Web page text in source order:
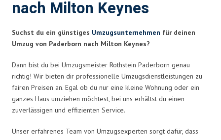
nach Milton Keynes
Suchst du ein günstiges Umzugsunternehmen für deinen
Umzug von Paderborn nach Milton Keynes?
Dann bist du bei Umzugsmeister Rothstein Paderborn genau
richtig! Wir bieten dir professionelle Umzugsdienstleistungen zu
fairen Preisen an. Egal ob du nur eine kleine Wohnung oder ein
ganzes Haus umziehen möchtest, bei uns erhältst du einen
zuverlässigen und effizienten Service.
Unser erfahrenes Team von Umzugsexperten sorgt dafür, dass